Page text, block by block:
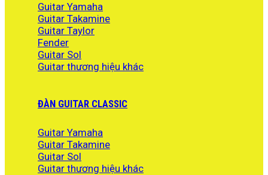
Guitar Yamaha
Guitar Takamine
Guitar Taylor
Fender
Guitar Sol
Guitar thương hiệu khác
ĐÀN GUITAR CLASSIC
Guitar Yamaha
Guitar Takamine
Guitar Sol
Guitar thương hiệu khác